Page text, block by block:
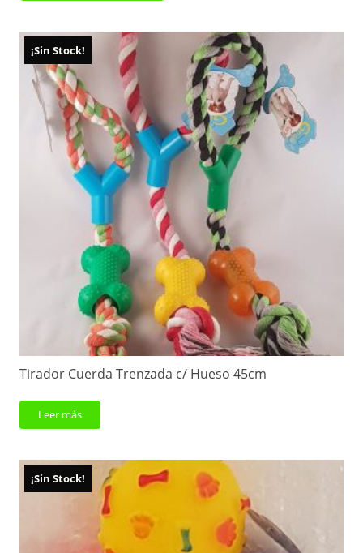
¡Sin Stock!
Tirador Cuerda Trenzada c/ Hueso 45cm
Leer más
¡Sin Stock!